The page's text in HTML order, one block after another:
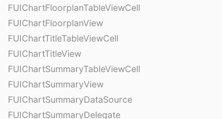
FUIChartFloorplanTableViewCell
FUIChartFloorplanView
FUIChartTitleTableViewCell
FUIChartTitleView
FUIChartSummaryTableViewCell
FUIChartSummaryView
FUIChartSummaryDataSource
FUIChartSummaryDelegate